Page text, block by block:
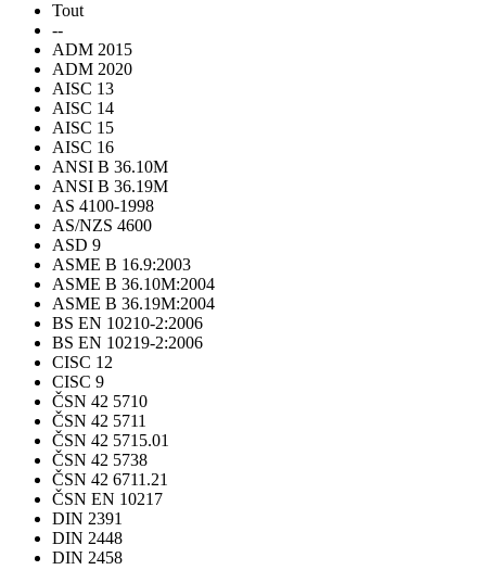
Tout
--
ADM 2015
ADM 2020
AISC 13
AISC 14
AISC 15
AISC 16
ANSI B 36.10M
ANSI B 36.19M
AS 4100-1998
AS/NZS 4600
ASD 9
ASME B 16.9:2003
ASME B 36.10M:2004
ASME B 36.19M:2004
BS EN 10210-2:2006
BS EN 10219-2:2006
CISC 12
CISC 9
ČSN 42 5710
ČSN 42 5711
ČSN 42 5715.01
ČSN 42 5738
ČSN 42 6711.21
ČSN EN 10217
DIN 2391
DIN 2448
DIN 2458